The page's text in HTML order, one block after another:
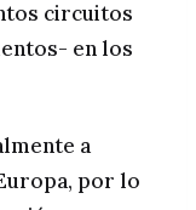
circuitos
en los
a
por lo